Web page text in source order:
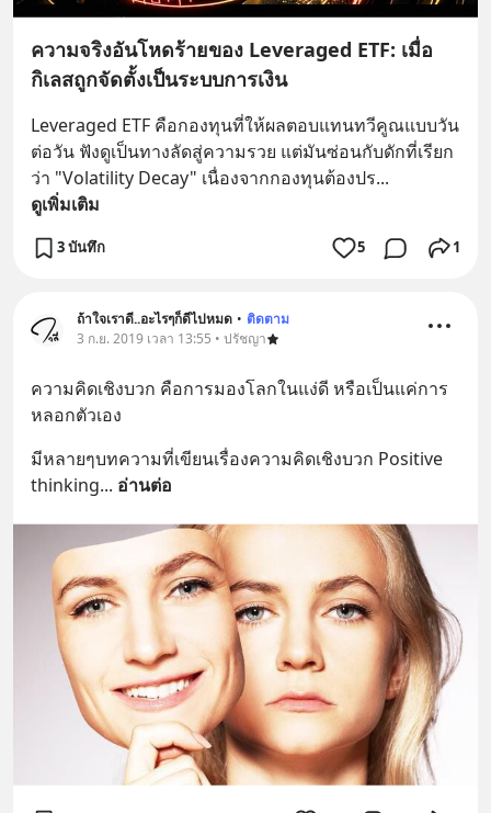
ความจริงอันโหดร้ายของ Leveraged ETF: เมื่อ
กิเลสถูกจัดตั้งเป็นระบบการเงิน
Leveraged ETF คือกองทุนที่ให้ผลตอบแทนทวีคูณแบบวัน
ต่อวัน ฟังดูเป็นทางลัดสู่ความรวย แต่มันซ่อนกับดักที่เรียก
ว่า "Volatility Decay" เนื่องจากกองทุนต้องปร...
ดูเพิ่มเติม
3 บันทึก 5 1
ถ้าใจเราดี..อะไรๆก็ดีไปหมด • ติดตาม
3 ก.ย. 2019 เวลา 13:55 • ปรัชญา
ความคิดเชิงบวก คือการมองโลกในแง่ดี หรือเป็นแค่การ
หลอกตัวเอง
มีหลายๆบทความที่เขียนเรื่องความคิดเชิงบวก Positive
thinking... อ่านต่อ